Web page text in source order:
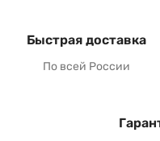
Быстрая доставка
По всей России